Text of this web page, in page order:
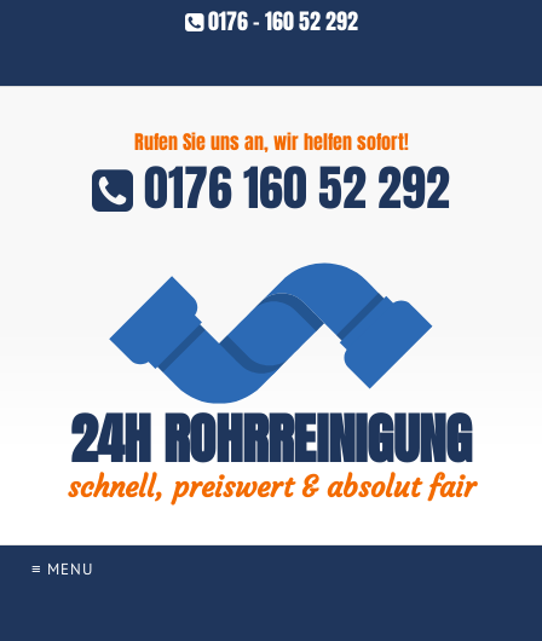
0176 - 160 52 292
Rufen Sie uns an, wir helfen sofort!
0176 160 52 292
24H ROHRREINIGUNG
schnell, preiswert & absolut fair
≡ MENU